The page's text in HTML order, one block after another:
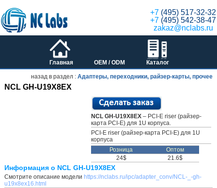
+7 (495) 517-32-32
+7 (495) 542-38-47
zakaz@nclabs.ru
Главная OEM / ODM Каталог
назад в раздел :Адаптеры, переходники, райзер-карты, прочее
NCL GH-U19X8EX
NCL GH-U19X8EX– PCI-E riser (райзер-
карта PCI-E) для 1U корпуса.
PCI-E riser (райзер-карта PCI-E) для 1U
корпуса
Розница
Оптом
24$
21.6$
Информация о NCL GH-U19X8EX
Смотрите описание модели https://nclabs.ru/ipc/adapter_conv/NCL-_-gh-
u19x8ex16.html